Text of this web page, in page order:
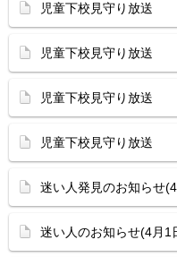
児童下校見守り放送
児童下校見守り放送
児童下校見守り放送
児童下校見守り放送
迷い人発見のお知らせ
迷い人のお知らせ(4月1